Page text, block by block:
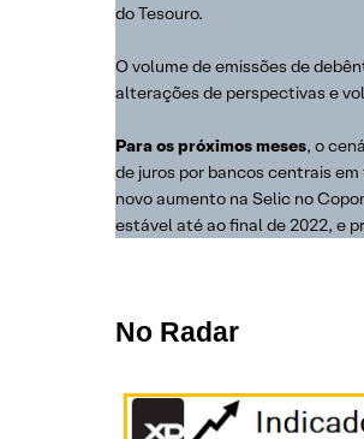
do Tesouro.
O volume de emissões de
alterações de perspectivas e
Para os próximos meses, o
de juros por bancos centrais
novo aumento na Selic no
estável até ao final de 2022, e
No Radar